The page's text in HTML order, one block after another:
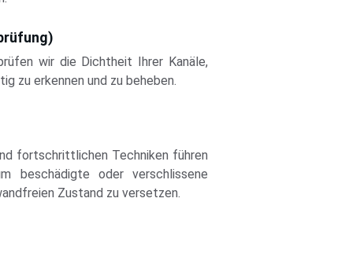
wir die Dichtheit Ihrer Kanäle,
zu erkennen und zu beheben.
fortschrittlichen Techniken führen
beschädigte oder verschlissene
Zustand zu versetzen.